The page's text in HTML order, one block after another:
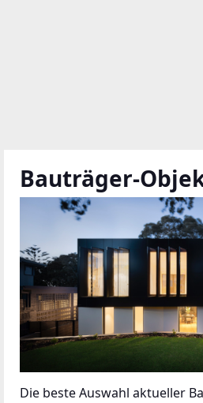
Bauträger-
Die beste Auswahl aktueller